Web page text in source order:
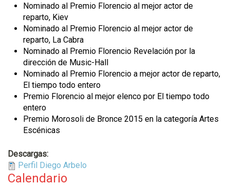
Nominado al Premio Florencio al mejor actor de
reparto, Kiev
Nominado al Premio Florencio al mejor actor de
reparto, La Cabra
Nominado al Premio Florencio Revelación por la
dirección de Music-Hall
Nominado al Premio Florencio a mejor actor de reparto,
El tiempo todo entero
Premio Florencio al mejor elenco por El tiempo todo
entero
Premio Morosoli de Bronce 2015 en la categoría Artes
Escénicas
Descargas:
Perfil Diego Arbelo
Calendario